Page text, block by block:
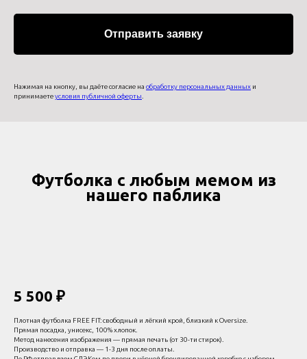
Отправить заявку
Нажимая на кнопку, вы даёте согласие на обработку персональных данных и
принимаетеусловия публичной оферты
Футболка с любым мемом из
нашего паблика
5 500 ₽
Плотная футболка FREE FIT: свободный и лёгкий крой, близкий к Oversize.
Прямая посадка, унисекс, 100% хлопок.
Метод нанесения изображения — прямая печать (от 30-ти стирок).
Производство и отправка — 1-3 дня после оплаты.